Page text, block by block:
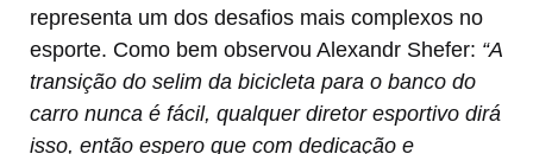
representa um dos desafios mais complexos no
esporte. Como bem observou Alexandr Shefer: “A
transição do selim da bicicleta para o banco do
carro nunca é fácil, qualquer diretor esportivo dirá
isso, então espero que com dedicação e